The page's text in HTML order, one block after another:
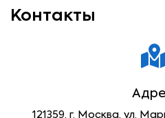
Контакты
121359, г. Москва, ул.